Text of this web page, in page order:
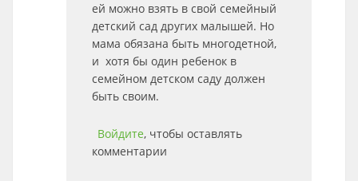
ей можно взять в свой семейный
детский сад других малышей. Но
мама обязана быть многодетной,
и хотя бы один ребенок в
семейном детском саду должен
быть своим.
Войдите, чтобы оставлять
комментарии